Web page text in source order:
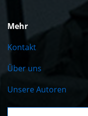
Mehr
Kontakt
Über uns
Unsere Autoren
Suche: